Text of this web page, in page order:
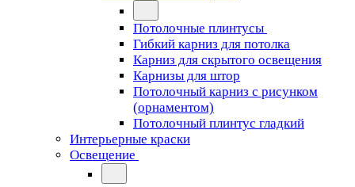
Потолочные плинтусы
Гибкий карниз для потолка
Карниз для скрытого освещения
Карнизы для штор
Потолочный карниз с рисунком
(орнаментом)
Потолочный плинтус гладкий
Интерьерные краски
Освещение